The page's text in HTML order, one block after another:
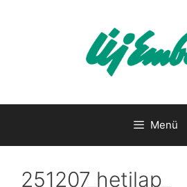
Menü
251207_hetilap_